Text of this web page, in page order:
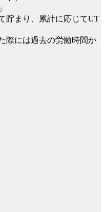
貯まり、累計に応じてUT
際には過去の労働時間か